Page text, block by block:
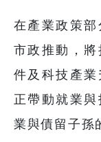
在產業政策
市政推動，
件及科技產
正帶動就業
業與債留子孫